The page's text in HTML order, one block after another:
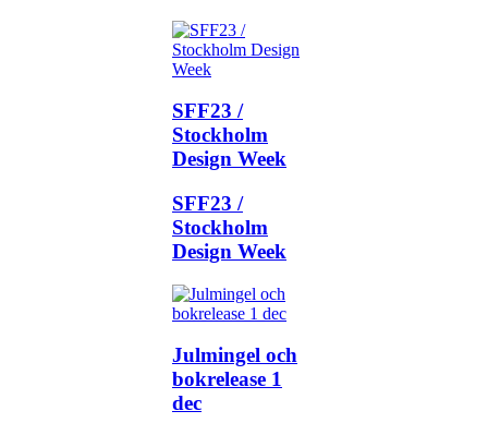
SFF23 /
Stockholm
Design Week
SFF23 /
Stockholm
Design Week
Julmingel och
bokrelease 1
dec